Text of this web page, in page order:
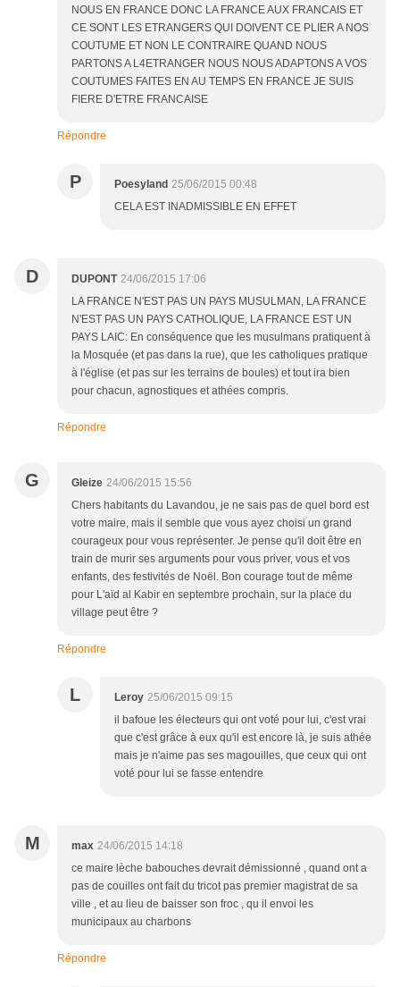
NOUS EN FRANCE DONC LA FRANCE AUX FRANCAIS ET
CE SONT LES ETRANGERS QUI DOIVENT CE PLIER A NOS
COUTUME ET NON LE CONTRAIRE QUAND NOUS
PARTONS A L4ETRANGER NOUS NOUS ADAPTONS A VOS
COUTUMES FAITES EN AU TEMPS EN FRANCE JE SUIS
FIERE D'ETRE FRANCAISE
Répondre
P Poesyland 25/06/2015 00:48
CELA EST INADMISSIBLE EN EFFET
D DUPONT 24/06/2015 17:06
LA FRANCE N'EST PAS UN PAYS MUSULMAN, LA FRANCE
N'EST PAS UN PAYS CATHOLIQUE, LA FRANCE EST UN
PAYS LAIC: En conséquence que les musulmans pratiquent à
la Mosquée (et pas dans la rue), que les catholiques pratique
à l'église (et pas sur les terrains de boules) et tout ira bien
pour chacun, agnostiques et athées compris.
Répondre
G Gleize 24/06/2015 15:56
Chers habitants du Lavandou, je ne sais pas de quel bord est
votre maire, mais il semble que vous ayez choisi un grand
courageux pour vous représenter. Je pense qu'il doit être en
train de murir ses arguments pour vous priver, vous et vos
enfants, des festivités de Noël. Bon courage tout de même
pour L'aïd al Kabir en septembre prochain, sur la place du
village peut être ?
Répondre
L Leroy 25/06/2015 09:15
il bafoue les électeurs qui ont voté pour lui, c'est vrai
que c'est grâce à eux qu'il est encore là, je suis athée
mais je n'aime pas ses magouilles, que ceux qui ont
voté pour lui se fasse entendre
M max 24/06/2015 14:18
ce maire lèche babouches devrait démissionné , quand ont a
pas de couilles ont fait du tricot pas premier magistrat de sa
ville , et au lieu de baisser son froc , qu il envoi les
municipaux au charbons
Répondre